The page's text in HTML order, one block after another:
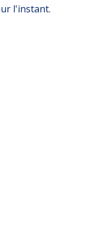
l'instant.